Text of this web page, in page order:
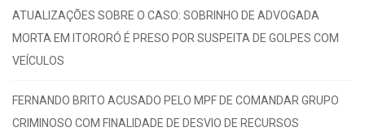
ATUALIZAÇÕES SOBRE O CASO: SOBRINHO DE ADVOGADA
MORTA EM ITORORÓ É PRESO POR SUSPEITA DE GOLPES COM
VEÍCULOS
FERNANDO BRITO ACUSADO PELO MPF DE COMANDAR GRUPO
CRIMINOSO COM FINALIDADE DE DESVIO DE RECURSOS